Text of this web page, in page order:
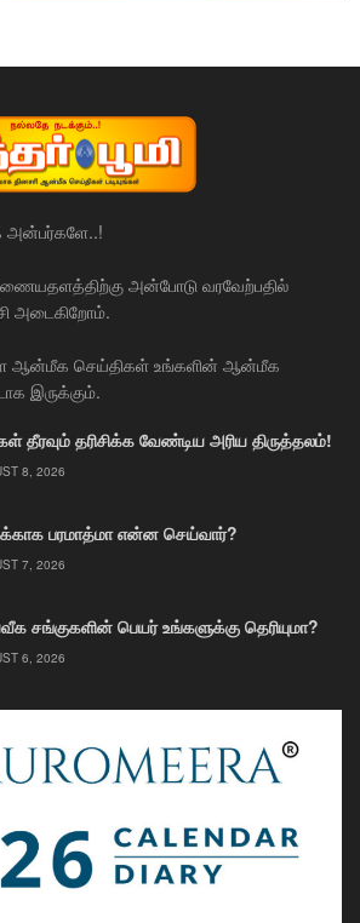
அன்பர்களே..!
அன்போடு வரவேற்பதில்
அடைகிறோம்.
ஆன்மீக செய்திகள் உங்களின் ஆன்மீக
இருக்கும்.
தீரவும் தரிசிக்க வேண்டிய அரிய திருத்தலம்!
8, 2026
பரமாத்மா என்ன செய்வார்?
7, 2026
சங்குகளின் பெயர் உங்களுக்கு தெரியுமா?
6, 2026